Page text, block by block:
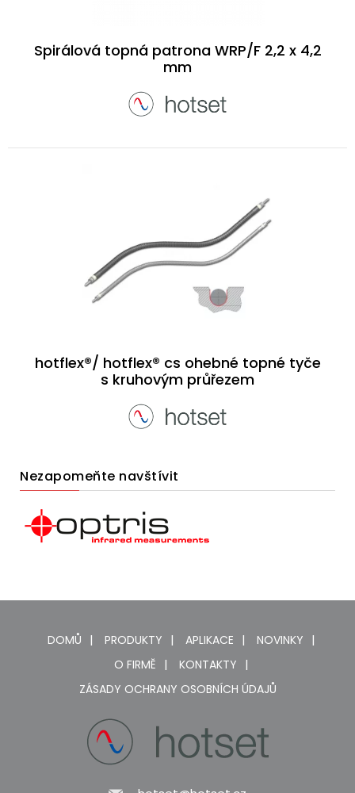
Spirálová topná patrona WRP/F 2,2 x 4,2
mm
hotflex®/ hotflex® cs ohebné topné tyče
s kruhovým průřezem
Nezapomeňte navštívit
DOMŮ PRODUKTY APLIKACE
NOVINKY
O FIRMĚ
KONTAKTY
ZÁSADY OCHRANY OSOBNÍCH ÚDAJŮ